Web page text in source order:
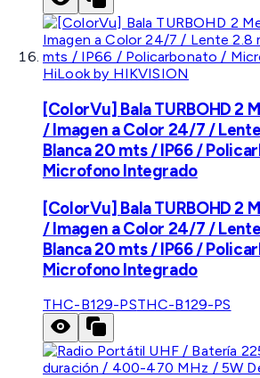
HiLook by HIKVISION
[ColorVu] Bala TURBOHD 2
/ Imagen a Color 24/7 /
Blanca 20 mts / IP66 /
Microfono Integrado
[ColorVu] Bala TURBOHD 2
/ Imagen a Color 24/7 /
Blanca 20 mts / IP66 /
Microfono Integrado
THC-B129-PSTHC-B129-PS